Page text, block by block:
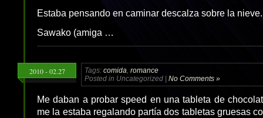
Estaba pensando en caminar descalza sobre la nieve.
Sawako (amiga …
2010 - 02.27 Tags: comida romance
Posted in Uncategorized | No Comments »
Me daban a probar speed en una tableta de
me la estaba regalando partía dos tabletas gruesas